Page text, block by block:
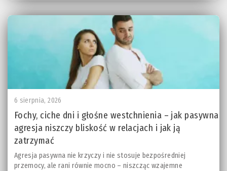
6 sierpnia, 2026
Fochy, ciche dni i głośne westchnienia – jak pasywna
agresja niszczy bliskość w relacjach i jak ją
zatrzymać
Agresja pasywna nie krzyczy i nie stosuje bezpośredniej
przemocy, ale rani równie mocno – niszcząc wzajemne